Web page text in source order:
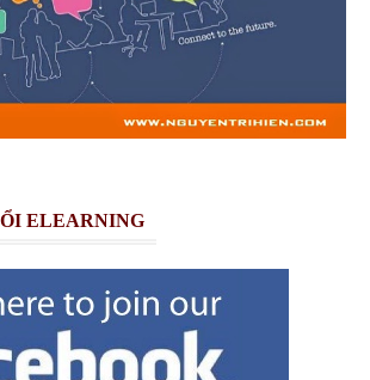
ELEARNING